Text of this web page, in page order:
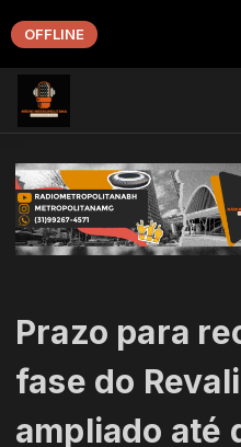
OFFLINE
Prazo para
fase do
ampliado até